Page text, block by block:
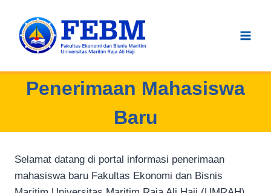
content
Penerimaan Mahasiswa
Baru
Selamat datang di portal informasi penerimaan
mahasiswa baru Fakultas Ekonomi dan Bisnis